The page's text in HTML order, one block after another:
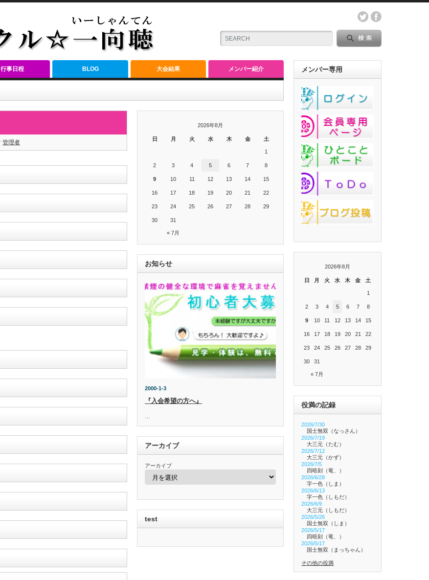
行事日程 BLOG 大会結果 メンバー紹介
管理者
2026年8月
日 月 火 水 木 金 土
« 7月
1
2 3 4 5 6 7 8
9 10 11 12 13 14 15
16 17 18 19 20 21 22
23 24 25 26 27 28 29
30 31
お知らせ
2000-1-3
『入会希望の方へ』
アーカイブ
アーカイブ
test
メンバー専用
2026年8月
日 月 火 水 木 金 土
« 7月
1
2 3 4 5 6 7 8
9 10 11 12 13 14 15
16 17 18 19 20 21 22
23 24 25 26 27 28 29
30 31
役満の記録
2026/7/30
国士無双（なっさん）
2026/7/19
大三元（たむ）
2026/7/12
大三元（かず）
2026/7/5
四暗刻（竜、）
2026/6/28
字一色（しま）
2026/6/13
字一色（しもだ）
2026/6/9
大三元（しもだ）
2026/5/26
国士無双（しま）
2026/5/17
四暗刻（竜、）
2026/5/17
国士無双（まっちゃん）
その他の役満